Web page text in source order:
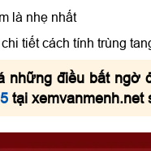
là nhẹ nhất
tiết cách tính trùng
những điều bất ngờ
tại xemvanmenh.net